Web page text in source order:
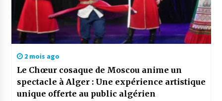
2 mois ago
Le Chœur cosaque de Moscou anime un
spectacle à Alger : Une expérience artistique
unique offerte au public algérien